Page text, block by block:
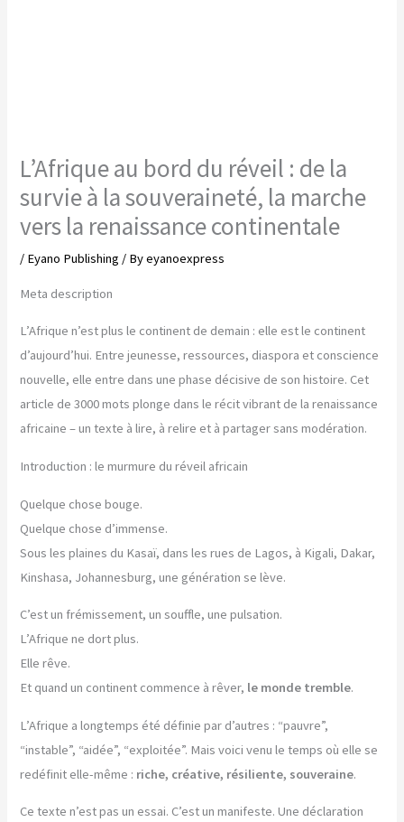
L’Afrique au bord du réveil : de la
survie à la souveraineté, la marche
vers la renaissance continentale
/ Eyano Publishing / Byeyanoexpress
Meta description
L’Afrique n’est plus le continent de demain : elle est le continent
d’aujourd’hui. Entre jeunesse, ressources, diaspora et conscience
nouvelle, elle entre dans une phase décisive de son histoire. Cet
article de 3000 mots plonge dans le récit vibrant de la renaissance
africaine – un texte à lire, à relire et à partager sans modération.
Introduction : le murmure du réveil africain
Quelque chose bouge.
Quelque chose d’immense.
Sous les plaines du Kasaï, dans les rues de Lagos, à Kigali, Dakar,
Kinshasa, Johannesburg, une génération se lève.
C’est un frémissement, un souffle, une pulsation.
L’Afrique ne dort plus.
Elle rêve.
Et quand un continent commence à rêver, le monde tremble.
L’Afrique a longtemps été définie par d’autres : “pauvre”,
“instable”, “aidée”, “exploitée”. Mais voici venu le temps où elle se
redéfinit elle-même : riche, créative, résiliente, souveraine.
Ce texte n’est pas un essai. C’est un manifeste. Une déclaration